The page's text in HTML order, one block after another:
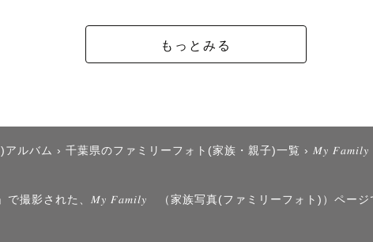
れるのがものすごく苦手です。お気持ちやご要望に寄り添
もっとみる
アルバム › 千葉県のファミリーフォト(家族・親子)一覧 › 𝑀𝑦
撮影された、𝑀𝑦 𝐹𝑎𝑚𝑖𝑙𝑦 （家族写真(ファミリーフォト)）ページ